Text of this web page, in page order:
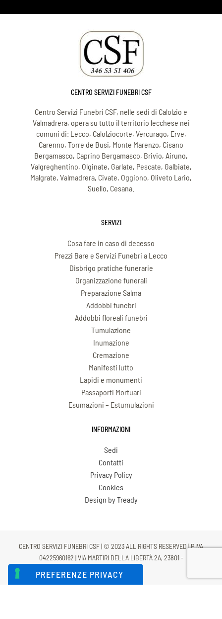
CENTRO SERVIZI FUNEBRI CSF
Centro Servizi Funebri CSF, nelle sedi di Calolzio e
Valmadrera, opera su tutto il territorio lecchese nei
comuni di: Lecco, Calolziocorte, Vercurago, Erve,
Carenno, Torre de Busi, Monte Marenzo, Cisano
Bergamasco, Caprino Bergamasco, Brivio, Airuno,
Valgreghentino, Olginate, Garlate, Pescate, Galbiate,
Malgrate, Valmadrera, Civate, Oggiono, Oliveto Lario,
Suello, Cesana.
SERVIZI
Cosa fare in caso di decesso
Prezzi Bare e Servizi Funebri a Lecco
Disbrigo pratiche funerarie
Organizzazione funerali
Preparazione Salma
Addobbi funebri
Addobbi floreali funebri
Tumulazione
Inumazione
Cremazione
Manifesti lutto
Lapidi e monumenti
Passaporti Mortuari
Esumazioni – Estumulazioni
INFORMAZIONI
Sedi
Contatti
Privacy Policy
Cookies
Design by Tready
CENTRO SERVIZI FUNEBRI CSF | © 2023 ALL RIGHTS RESERVED | P.IVA
04225960162 | VIA MARTIRI DELLA LIBERTÀ 2A, 23801 -